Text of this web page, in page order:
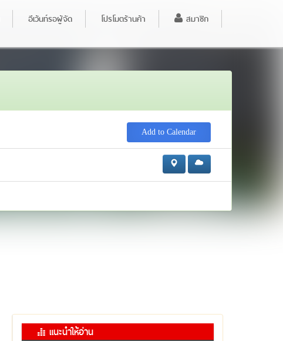
อีเว้นท์รอผู้จัด โปรโมตร้านค้า สมาชิก
Add to Calendar
แนะนำให้อ่าน